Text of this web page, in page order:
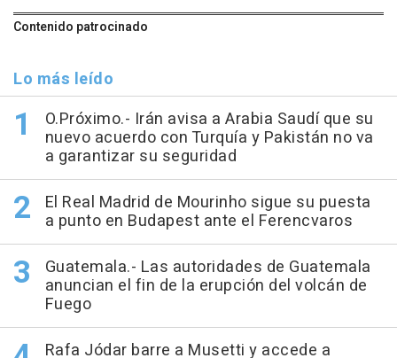
Contenido patrocinado
Lo más leído
O.Próximo.- Irán avisa a Arabia Saudí que su
nuevo acuerdo con Turquía y Pakistán no va
a garantizar su seguridad
El Real Madrid de Mourinho sigue su puesta
a punto en Budapest ante el Ferencvaros
Guatemala.- Las autoridades de Guatemala
anuncian el fin de la erupción del volcán de
Fuego
Rafa Jódar barre a Musetti y accede a